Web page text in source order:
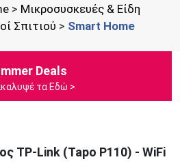
> Μικροσυσκευές & Είδη
Σπιτιού > Smart Home
Deals
τα Εδώ >
TP-Link (Tapo P110) - WiFi